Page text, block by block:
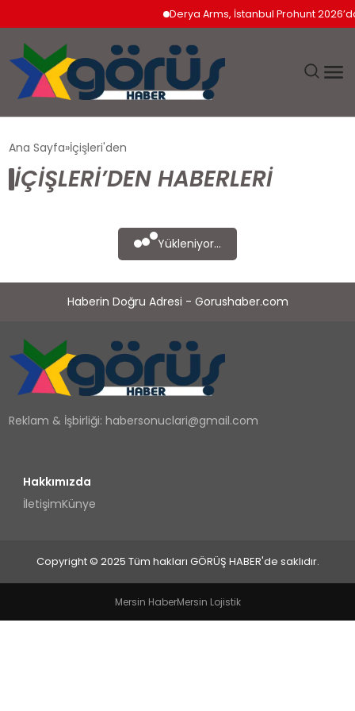
Derya Arms, İstanbul Prohunt
EKONOMI
SPOR
TEKNOLOJI
YAŞAM
Ana Sayfa İçişleri'den
İÇIŞLERI’DEN HABERLERI
Yükleniyor...
Haberin Doğru Adresi - Gorushaber.com
Reklam & İşbirliği:habersonuclari@gmail.com
Hakkımızda
İletişimKünye
Copyright © 2025 Tüm hakları GÖRÜŞ HABER'de saklıdır.
Mersin HaberMersin Lojistik